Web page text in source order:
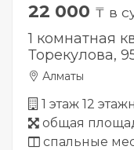
22 000 ₸ в
1 комнатная
Торекулова,
Алматы
1 этаж 12
общая
спальные